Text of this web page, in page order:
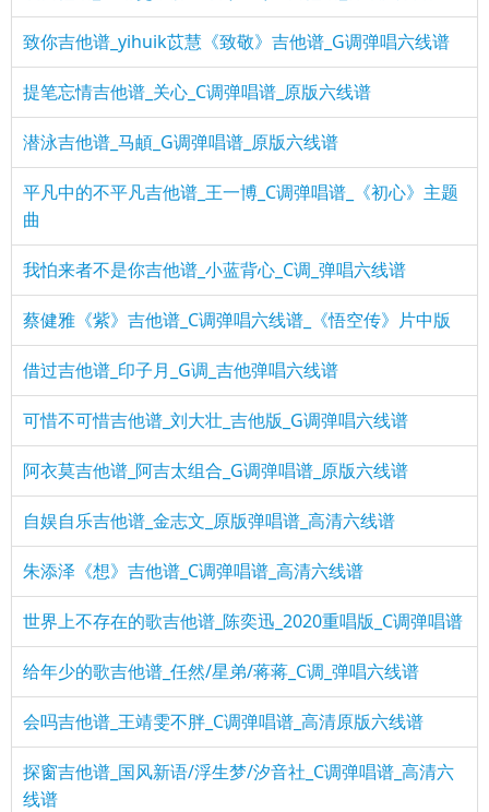
致你吉他谱_yihuik苡慧《致敬》吉他谱_G调弹唱六线谱
提笔忘情吉他谱_关心_C调弹唱谱_原版六线谱
潜泳吉他谱_马頔_G调弹唱谱_原版六线谱
平凡中的不平凡吉他谱_王一博_C调弹唱谱_《初心》主题
曲
我怕来者不是你吉他谱_小蓝背心_C调_弹唱六线谱
蔡健雅《紫》吉他谱_C调弹唱六线谱_《悟空传》片中版
借过吉他谱_印子月_G调_吉他弹唱六线谱
可惜不可惜吉他谱_刘大壮_吉他版_G调弹唱六线谱
阿衣莫吉他谱_阿吉太组合_G调弹唱谱_原版六线谱
自娱自乐吉他谱_金志文_原版弹唱谱_高清六线谱
朱添泽《想》吉他谱_C调弹唱谱_高清六线谱
世界上不存在的歌吉他谱_陈奕迅_2020重唱版_C调弹唱谱
给年少的歌吉他谱_任然/星弟/蒋蒋_C调_弹唱六线谱
会吗吉他谱_王靖雯不胖_C调弹唱谱_高清原版六线谱
探窗吉他谱_国风新语/浮生梦/汐音社_C调弹唱谱_高清六
线谱